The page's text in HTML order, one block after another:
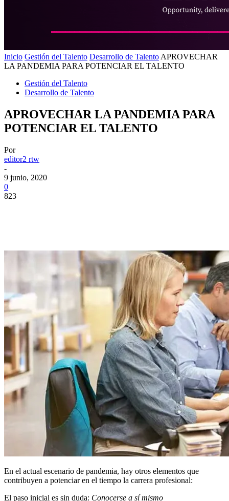
Inicio Gestión del Talento Desarrollo de Talento APROVECHAR
LA PANDEMIA PARA POTENCIAR EL TALENTO
Gestión del Talento
Desarrollo de Talento
APROVECHAR LA PANDEMIA PARA
POTENCIAR EL TALENTO
Por
editor2 rtw
-
9 junio, 2020
0
823
En el actual escenario de pandemia, hay otros elementos que
contribuyen a potenciar en el tiempo la carrera profesional:
El paso inicial es sin duda: Conocerse a sí mismo